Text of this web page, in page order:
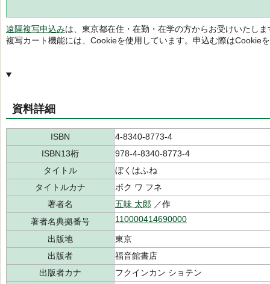
遠隔複写申込みは、東京都在住・在勤・在学の方からお受けいたしま
複写カート機能には、Cookieを使用しています。申込む際はCookie
資料詳細
ISBN
4-8340-8773-4
ISBN13桁
978-4-8340-8773-4
タイトル
ぼくはふね
タイトルカナ
ボク ワ フネ
著者名
五味 太郎 ／作
著者名典拠番号
110000414690000
出版地
東京
出版者
福音館書店
出版者カナ
フクインカン ショテン